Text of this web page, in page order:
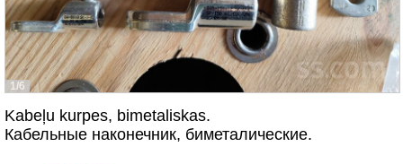
1/6
Kabeļu kurpes, bimetaliskas.
Кабельные наконечник, биметалические.